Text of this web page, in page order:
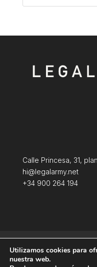
Calle Princesa, 31,
hi@legalarmy.net
+34 900 264 194
Terminos y
Utilizamos cookies para
nuestra web.